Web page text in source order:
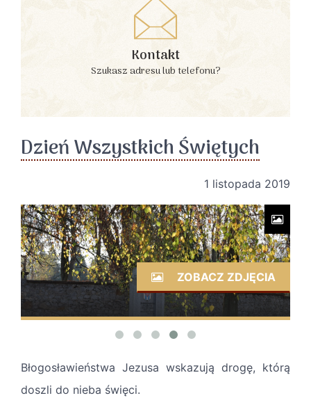
Kontakt
Szukasz adresu lub telefonu?
Dzień Wszystkich Świętych
1 listopada 2019
ZOBACZ ZDJĘCIA
Błogosławieństwa Jezusa wskazują drogę, którą
doszli do nieba święci.